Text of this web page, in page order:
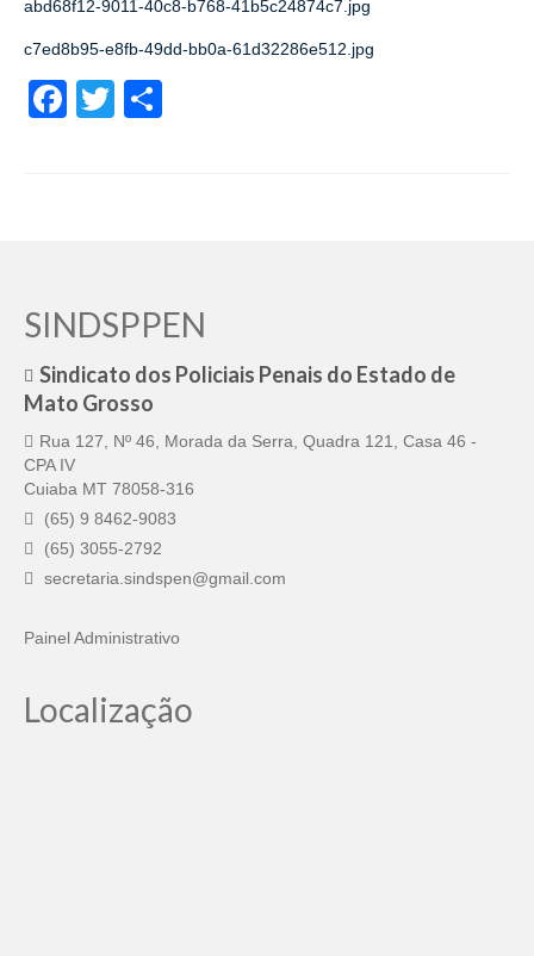
abd68f12-9011-40c8-b768-41b5c24874c7.jpg
c7ed8b95-e8fb-49dd-bb0a-61d32286e512.jpg
Facebook
Twitter
SINDSPPEN
Sindicato dos Policiais Penais do Estado de
Mato Grosso
Rua 127, Nº 46, Morada da Serra, Quadra 121, Casa 46 -
CPA IV
Cuiaba MT 78058-316
(65) 9 8462-9083
(65) 3055-2792
secretaria.sindspen@gmail.com
Painel Administrativo
Localização